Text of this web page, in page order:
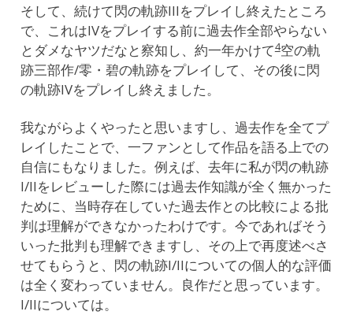
そして、続けて閃の軌跡IIIをプレイし終えたところ
で、これはIVをプレイする前に過去作全部やらない
とダメなヤツだなと察知し、約一年かけて4空の軌
跡三部作/零・碧の軌跡をプレイして、その後に閃
の軌跡IVをプレイし終えました。
我ながらよくやったと思いますし、過去作を全てプ
レイしたことで、一ファンとして作品を語る上での
自信にもなりました。例えば、去年に私が閃の軌跡
I/IIをレビューした際には過去作知識が全く無かった
ために、当時存在していた過去作との比較による批
判は理解ができなかったわけです。今であればそう
いった批判も理解できますし、その上で再度述べさ
せてもらうと、閃の軌跡I/IIについての個人的な評価
は全く変わっていません。良作だと思っています。
I/IIについては。